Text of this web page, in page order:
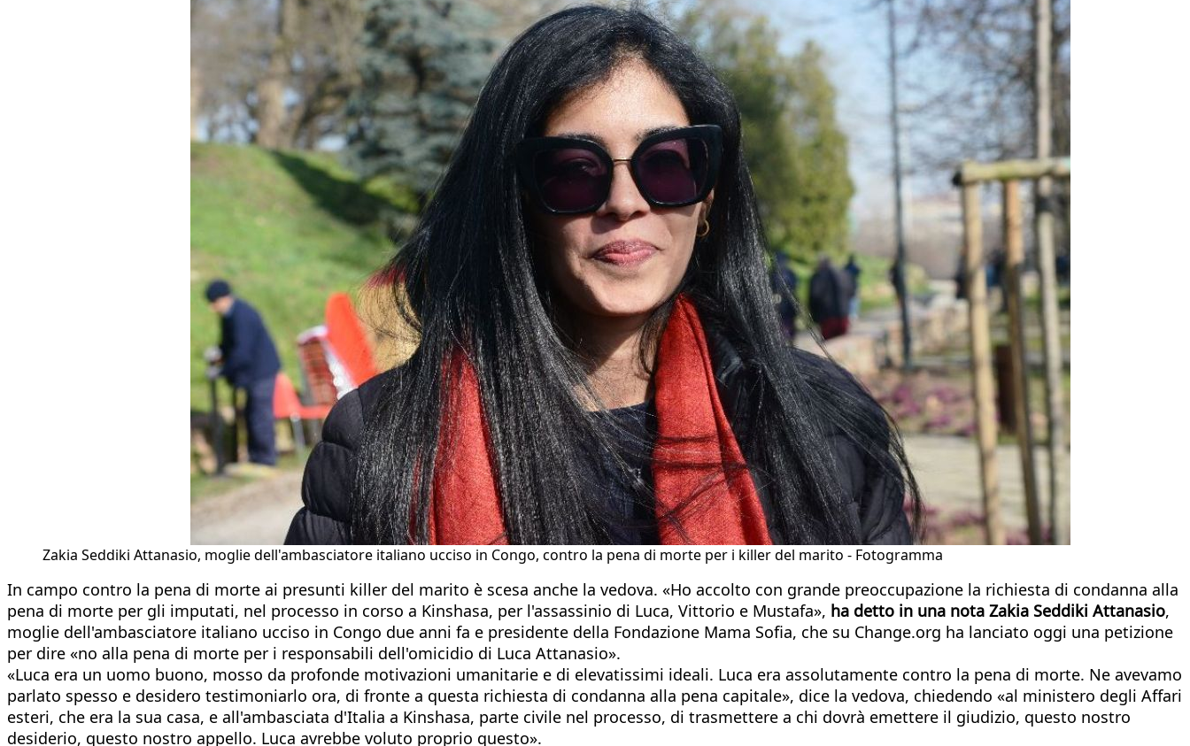
Zakia Seddiki Attanasio, moglie dell'ambasciatore italiano ucciso in Congo, contro la pena di morte per i killer del marito - Fotogramma
In campo contro la pena di morte ai presunti killer del marito è scesa anche la vedova. «Ho accolto con grande preoccupazione la richiesta di condanna alla
pena di morte per gli imputati, nel processo in corso a Kinshasa, per l'assassinio di Luca, Vittorio e Mustafa», ha detto in una nota Zakia Seddiki Attanasio,
moglie dell'ambasciatore italiano ucciso in Congo due anni fa e presidente della Fondazione Mama Sofia, che su Change.org ha lanciato oggi una petizione
per dire «no alla pena di morte per i responsabili dell'omicidio di Luca Attanasio».
«Luca era un uomo buono, mosso da profonde motivazioni umanitarie e di elevatissimi ideali. Luca era assolutamente contro la pena di morte. Ne avevamo
parlato spesso e desidero testimoniarlo ora, di fronte a questa richiesta di condanna alla pena capitale», dice la vedova, chiedendo «al ministero degli Affari
esteri, che era la sua casa, e all'ambasciata d'Italia a Kinshasa, parte civile nel processo, di trasmettere a chi dovrà emettere il giudizio, questo nostro
desiderio, questo nostro appello. Luca avrebbe voluto proprio questo».